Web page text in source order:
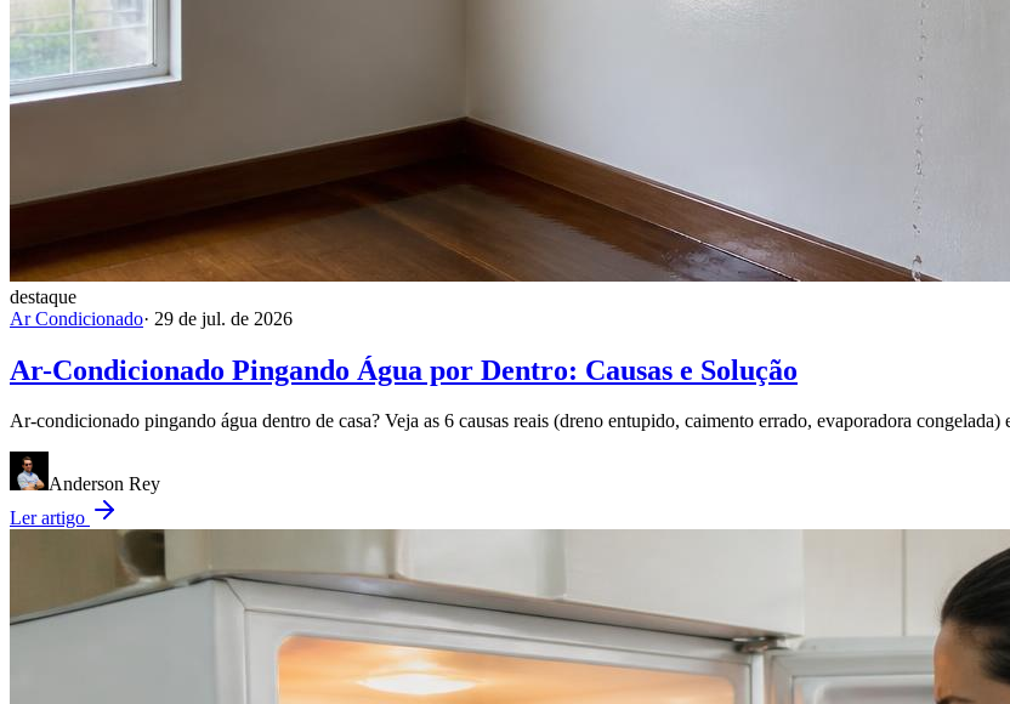
destaque
Ar Condicionado· 29 de jul. de 2026
Ar-Condicionado Pingando Água por Dentro: Causas e Solução
Ar-condicionado pingando água dentro de casa? Veja as 6 causas reais (dreno entupido, caimento errado, evaporadora congelada)
Anderson Rey
Ler artigo